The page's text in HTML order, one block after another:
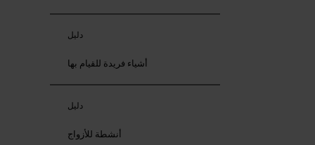
دليل
أشياء فريدة للقيام بها
دليل
أنشطة للأزواج